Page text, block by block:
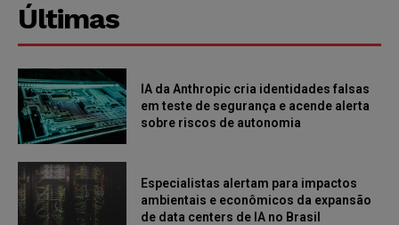
Últimas
IA da Anthropic cria identidades falsas
em teste de segurança e acende alerta
sobre riscos de autonomia
Especialistas alertam para impactos
ambientais e econômicos da expansão
de data centers de IA no Brasil